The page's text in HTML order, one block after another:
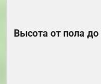
Высота от пола до